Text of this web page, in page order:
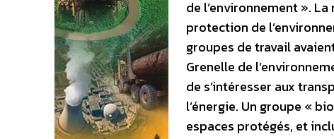
de l’environnement ».
protection de
groupes de travail
Grenelle de
de s’intéresser aux
l’énergie. Un groupe «
espaces protégés, et